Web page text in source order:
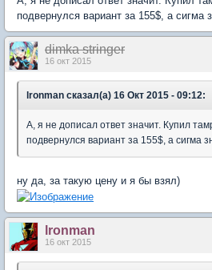
подвернулся вариант за 155$, а сигма
dimka stringer
16 окт 2015
lronman сказал(а) 16 Окт 2015 - 09:12:
А, я не дописал ответ значит. Купил
подвернулся вариант за 155$, а сигма
ну да, за такую цену и я бы взял)
lronman
16 окт 2015